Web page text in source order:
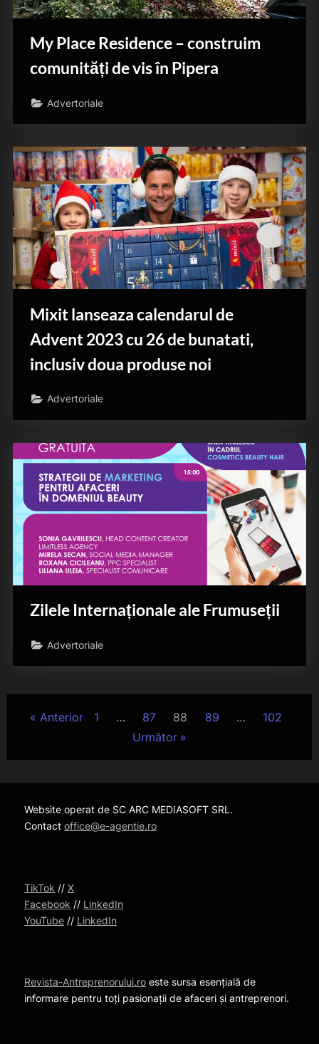
My Place Residence – construim
comunități de vis în Pipera
Advertoriale
Mixit lanseaza calendarul de
Advent 2023 cu 26 de bunatati,
inclusiv doua produse noi
Advertoriale
Zilele Internaționale ale Frumuseții
Advertoriale
Paginație
articole
Anterior 1 … 87 88 89 …
102
Următor
Website operat de SC ARC MEDIASOFT SRL.
Contact office@e-agentie.ro
TikTok // X
Facebook // LinkedIn
YouTube // LinkedIn
Revista-Antreprenorului.ro este sursa esențială de
informare pentru toți pasionații de afaceri și antreprenori.